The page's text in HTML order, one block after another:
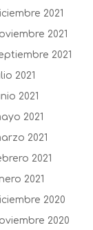
2021
2021
2021
2021
2021
2021
2021
2021
2021
2020
2020